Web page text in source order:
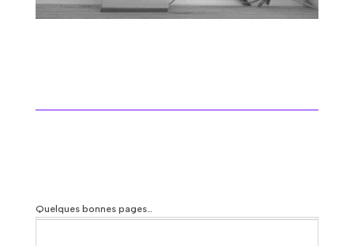
Quelques bonnes pages…